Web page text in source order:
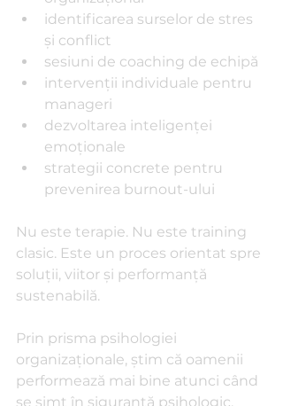
identificarea surselor de stres
și conflict
sesiuni de coaching de echipă
intervenții individuale pentru
manageri
dezvoltarea inteligenței
emoționale
strategii concrete pentru
prevenirea burnout-ului
Nu este terapie. Nu este training
clasic. Este un proces orientat spre
soluții, viitor și performanță
sustenabilă.
Prin prisma psihologiei
organizaționale, știm că oamenii
performează mai bine atunci când
se simt în siguranță psihologic.